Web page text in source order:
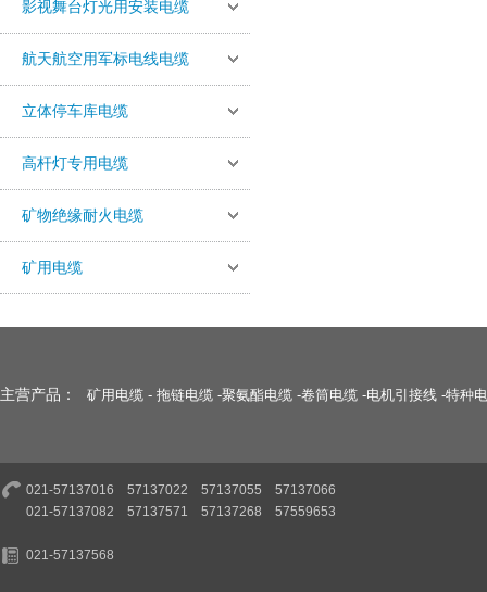
影视舞台灯光用安装电缆
航天航空用军标电线电缆
立体停车库电缆
高杆灯专用电缆
矿物绝缘耐火电缆
矿用电缆
主营产品： 矿用电缆 - 拖链电缆 -聚氨酯电缆 -卷筒电缆 -电机引接线 -特种
021-57137016 57137022 57137055 57137066
021-57137082 57137571 57137268 57559653
021-57137568